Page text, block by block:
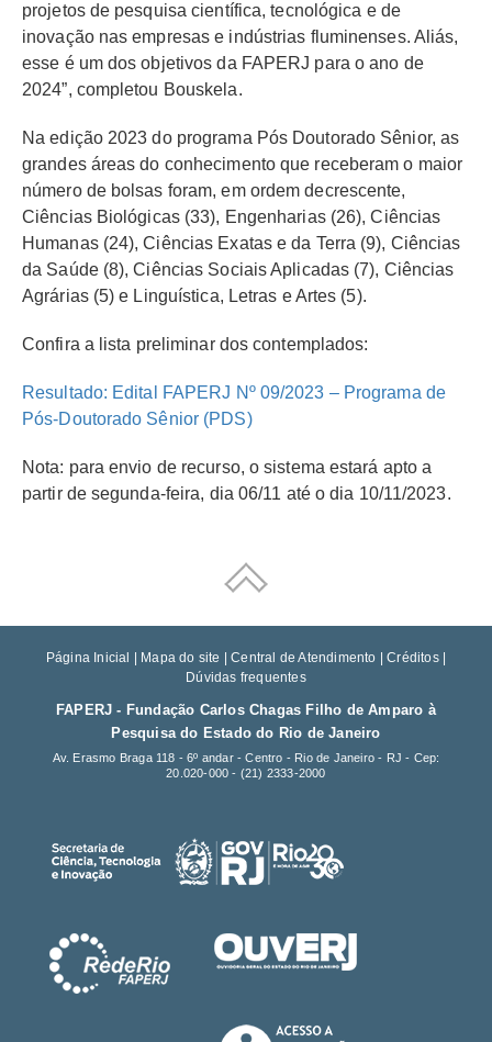
projetos de pesquisa científica, tecnológica e de
inovação nas empresas e indústrias fluminenses. Aliás,
esse é um dos objetivos da FAPERJ para o ano de
2024”, completou Bouskela.
Na edição 2023 do programa Pós Doutorado Sênior, as
grandes áreas do conhecimento que receberam o maior
número de bolsas foram, em ordem decrescente,
Ciências Biológicas (33), Engenharias (26), Ciências
Humanas (24), Ciências Exatas e da Terra (9), Ciências
da Saúde (8), Ciências Sociais Aplicadas (7), Ciências
Agrárias (5) e Linguística, Letras e Artes (5).
Confira a lista preliminar dos contemplados:
Resultado: Edital FAPERJ Nº 09/2023 – Programa de
Pós-Doutorado Sênior (PDS)
Nota: para envio de recurso, o sistema estará apto a
partir de segunda-feira, dia 06/11 até o dia 10/11/2023.
Página Inicial Mapa do site |Central de Atendimento |Créditos|
Dúvidas frequentes
FAPERJ - Fundação Carlos Chagas Filho de Amparo à
Pesquisa do Estado do Rio de Janeiro
Av. Erasmo Braga 118 - 6º andar - Centro - Rio de Janeiro - RJ - Cep:
20.020-000 - (21) 2333-2000